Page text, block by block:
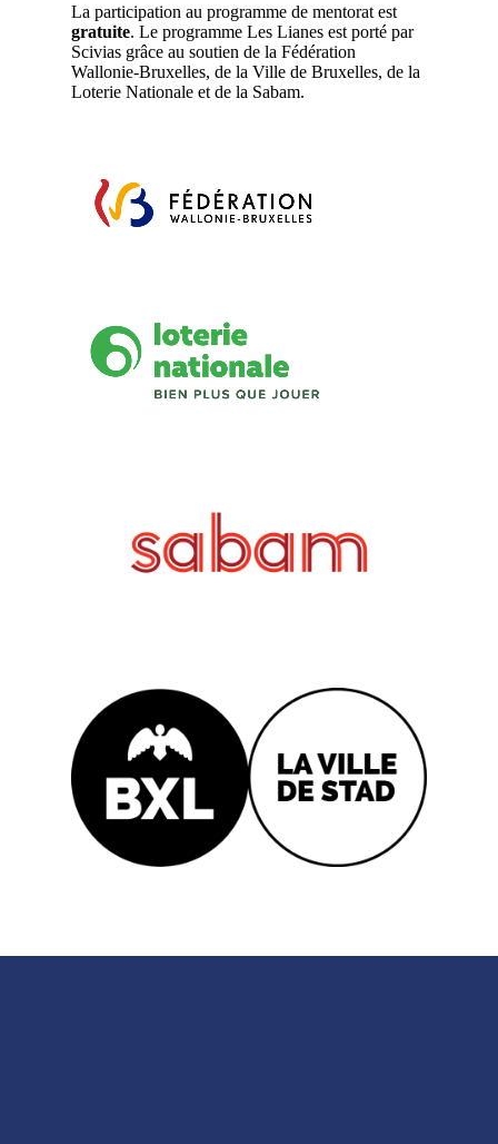
La participation au programme de mentorat est
gratuite. Le programme Les Lianes est porté par
Scivias grâce au soutien de la Fédération
Wallonie-Bruxelles, de la Ville de Bruxelles, de la
Loterie Nationale et de la Sabam.